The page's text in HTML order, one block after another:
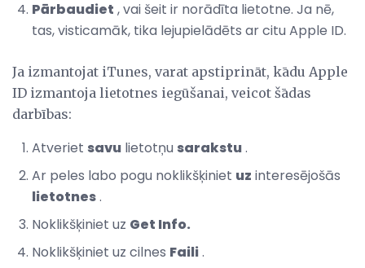
Pārbaudiet , vai šeit ir norādīta lietotne. Ja nē,
tas, visticamāk, tika lejupielādēts ar citu Apple ID.
Ja izmantojat iTunes, varat apstiprināt, kādu Apple
ID izmantoja lietotnes iegūšanai, veicot šādas
darbības:
Atveriet savu lietotņu sarakstu.
Ar peles labo pogu noklikšķiniet uz interesējošās
lietotnes.
Noklikšķiniet uz Get Info.
Noklikšķiniet uz cilnes Faili.